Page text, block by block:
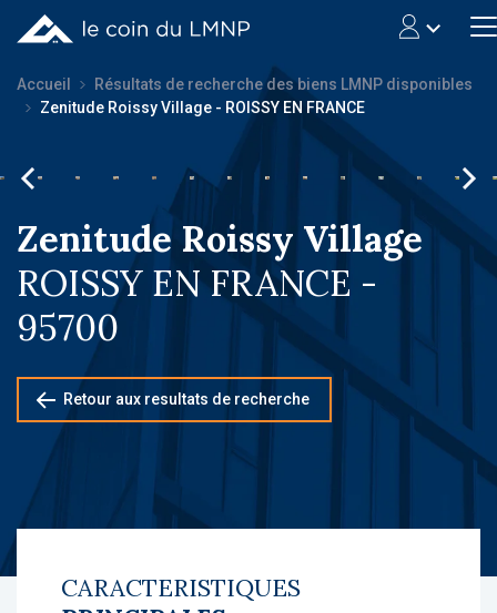
Accueil
Résultats de recherche des biens LMNP disponibles
Zenitude Roissy Village - ROISSY EN FRANCE
Zenitude Roissy Village
ROISSY EN FRANCE -
95700
Retour aux resultats de recherche
CARACTERISTIQUES